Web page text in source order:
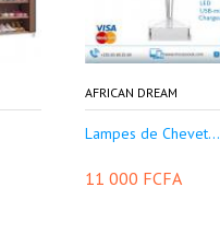
AFRICAN DREAM
Lampes de Chevet...
11 000 FCFA